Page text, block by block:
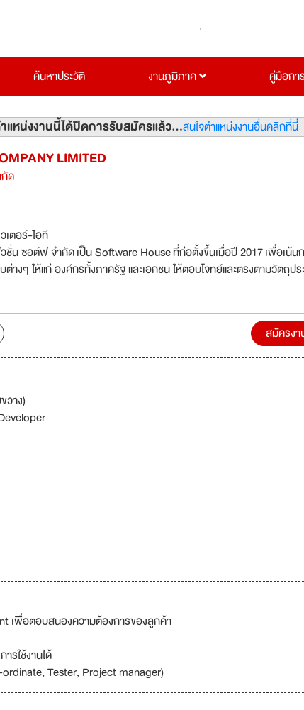
ค้นหาประวัติ งานภูมิภาค คู่มือกา
แหน่งงานนี้ได้ปิดการรับสมัครแล้ว...สนใจตำแหน่งงานอื่นคลิกที่นี่
LIMITED
ด
ตอร์-ไอที
น ซอต์ฟ จำกัด เป็น Software House ที่ก่อตั้งขึ้นเมื่อปี 2017 เพื่อเน้น
างๆ ให้แก่ องค์กรทั้งภาครัฐ และเอกชน ให้ตอบโจทย์และตรงตามวัตถุป
สมัครง
วาง)
เพื่อตอบสนองความต้องการของลูกค้า
รใช้งานได้
Tester, Project manager)